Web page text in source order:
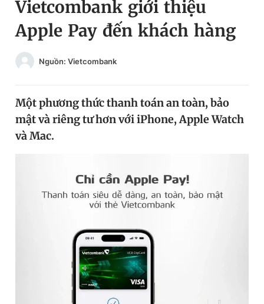
Chuyên mục
Chuyên mục khác
Tin thị trường Tin 360
Sản phẩm khác
Thông tin tòa soạn Liên hệ quảng cáo
Đổi mật khẩu
Tin đã lưu
Tin đã xem
Đăng xuất
Vietcombank giới thiệu
Apple Pay đến khách hàng
Nguồn: Vietcombank
Một phương thức thanh toán an toàn, bảo
mật và riêng tư hơn với iPhone, Apple Watch
và Mac.